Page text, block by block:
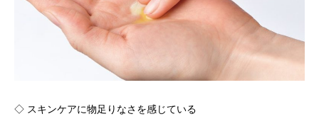
◇ スキンケアに物足りなさを感じている